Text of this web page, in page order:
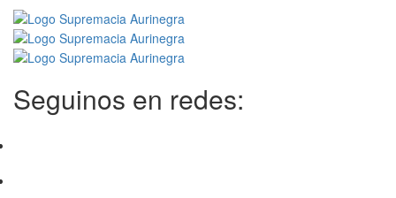
Seguinos en redes: